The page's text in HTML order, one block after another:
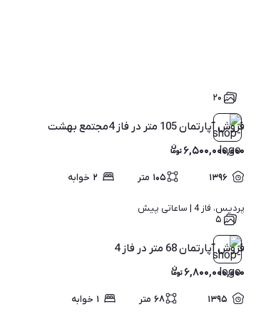
۲۰
فروش آپارتمان 105 متر در فاز 4مجتمع بهشت
۶,۵۰۰,۰۰۰,۰۰۰
۱۳۹۶ ۱۰۵ متر ۲ خوابه
پردیس، فاز 4 | ساعاتی پیش
۵
فروش آپارتمان 68 متر در فاز 4
۶,۸۰۰,۰۰۰,۰۰۰
۱۳۹۵ ۶۸ متر ۱ خوابه